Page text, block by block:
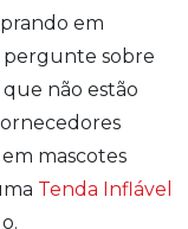
em
pergunte sobre
não estão
mascotes
Tenda Inflável